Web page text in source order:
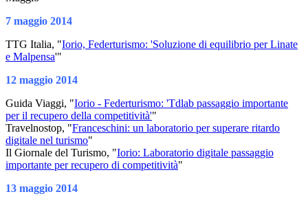
7 maggio 2014
TTG Italia, "Iorio, Federturismo: 'Soluzione di equilibrio per Linate
e Malpensa'"
12 maggio 2014
Guida Viaggi, "Iorio - Federturismo: 'Tdlab passaggio importante
per il recupero della competitività'"
Travelnostop, "Franceschini: un laboratorio per superare ritardo
digitale nel turismo"
Il Giornale del Turismo, "Iorio: Laboratorio digitale passaggio
importante per recupero di competitività"
13 maggio 2014